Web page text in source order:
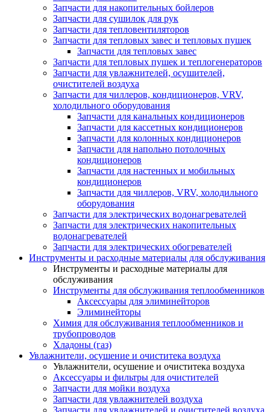
Запчасти для накопительных бойлеров
Запчасти для сушилок для рук
Запчасти для тепловентиляторов
Запчасти для тепловых завес и тепловых пушек
Запчасти для тепловых завес
Запчасти для тепловых пушек и теплогенераторов
Запчасти для увлажнителей, осушителей,
очистителей воздуха
Запчасти для чиллеров, кондиционеров, VRV,
холодильного оборудования
Запчасти для канальных кондиционеров
Запчасти для кассетных кондиционеров
Запчасти для колонных кондиционеров
Запчасти для напольно потолочных
кондиционеров
Запчасти для настенных и мобильных
кондиционеров
Запчасти для чиллеров, VRV, холодильного
оборудования
Запчасти для электрических водонагревателей
Запчасти для электрических накопительных
водонагревателей
Запчасти для электрических обогревателей
Инструменты и расходные материалы для обслуживания
Инструменты и расходные материалы для
обслуживания
Инструменты для обслуживания теплообменников
Аксессуары для элиминейторов
Элиминейторы
Химия для обслуживания теплообменников и
трубопроводов
Хладоны (газ)
Увлажнители, осушение и очиститека воздуха
Увлажнители, осушение и очиститека воздуха
Аксессуары и фильтры для очистителей
Запчасти для мойки воздуха
Запчасти для увлажнителей воздуха
Запчасти для увлажнителей и очистителей воздуха